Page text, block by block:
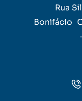
Rua
Bonifácio